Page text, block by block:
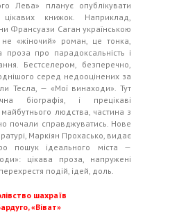
Лева» планує опублікувати
книжок. Наприклад,
Франсуази Саган українською
«жіночий» роман, це тонка,
проза про парадоксальність і
Бестселером, безперечно,
серед недооцінених за
Тесла, — «Мої винаходи». Тут
біографія, і прецікаві
людства, частина з
почали справджуватись. Нове
Маркіян Прохасько, видає
пошук ідеального міста —
цікава проза, напружені
подій, ідей, доль.
шахраїв
«Віват»